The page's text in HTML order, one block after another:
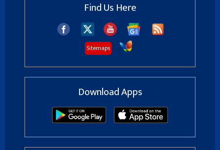
Find Us Here
Sitemaps
Download Apps